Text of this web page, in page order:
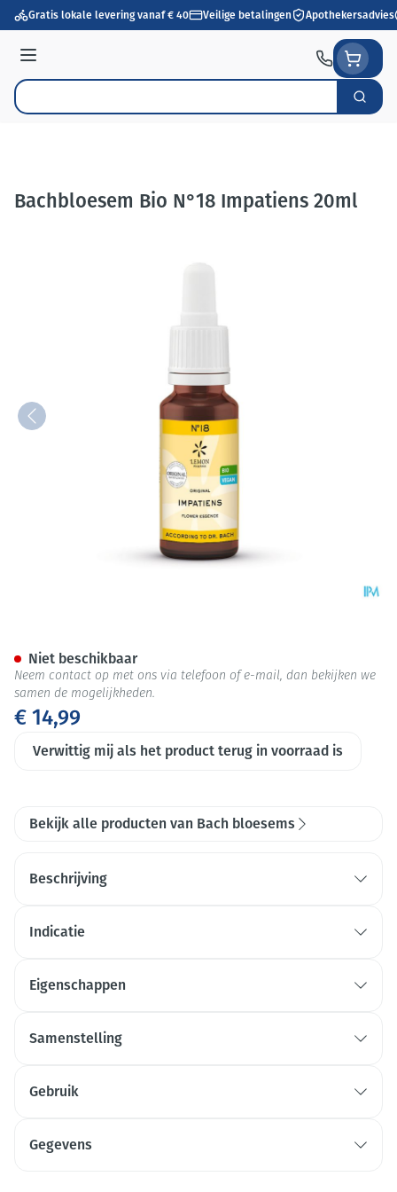
Ga naar de inhoud
Gratis lokale levering vanaf € 40 Veilige betalingen Apothekersadvies
Menu
Product, merk, categorie... Zoek
Bachbloesem Bio N°18 Impatiens 20ml
€ 14,99
Verwittig mij als het product terug in voorraad is
Niet beschikbaar
Neem contact op met ons via telefoon of e-mail, dan bekijken we
samen de mogelijkheden.
Bekijk alle producten van Bach bloesems
Beschrijving
Indicatie
Eigenschappen
Samenstelling
Gebruik
Gegevens